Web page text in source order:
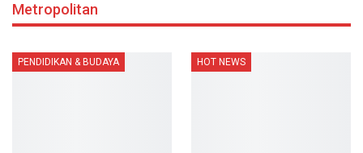
Metropolitan
PENDIDIKAN & BUDAYA HOT NEWS